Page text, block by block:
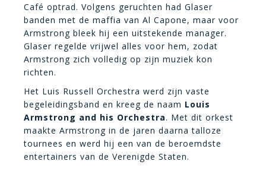
Café optrad. Volgens geruchten had Glaser
banden met de maffia van Al Capone, maar voor
Armstrong bleek hij een uitstekende manager.
Glaser regelde vrijwel alles voor hem, zodat
Armstrong zich volledig op zijn muziek kon
richten.
Het Luis Russell Orchestra werd zijn vaste
begeleidingsband en kreeg de naam Louis
Armstrong and his Orchestra. Met dit orkest
maakte Armstrong in de jaren daarna talloze
tournees en werd hij een van de beroemdste
entertainers van de Verenigde Staten.